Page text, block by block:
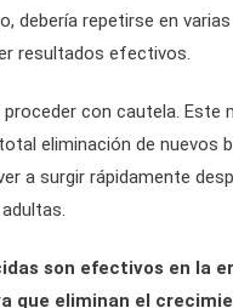
debería repetirse en
resultados efectivos.
proceder con cautela. Este
eliminación de nuevos
a surgir rápidamente
son efectivos en la
que eliminan el